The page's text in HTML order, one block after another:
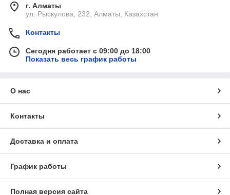
г. Алматы
ул. Рыскулова, 232, Алматы, Казахстан
Контакты
Сегодня работает с 09:00 до 18:00
Показать весь график работы
О нас
Контакты
Доставка и оплата
График работы
Полная версия сайта